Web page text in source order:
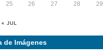
« JUL
25 26 27 28 29
de Imágenes